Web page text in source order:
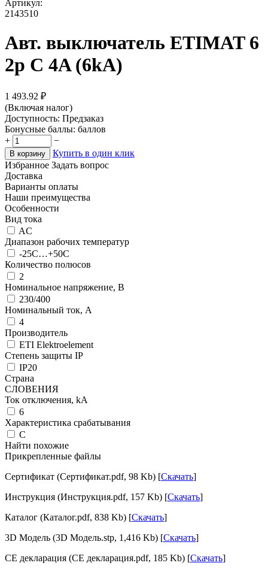
Артикул:
2143510
Авт. выключатель ETIMAT 6
2p C 4A (6kA)
1 493.92 ₽
(Включая налог)
Доступность: Предзаказ
Бонусные баллы: баллов
+
−
В корзину
Купить в один клик
Избранное Задать вопрос
Доставка
Варианты оплаты
Наши преимущества
Особенности
Вид тока
AC
Диапазон рабочих температур
-25С…+50С
Количество полюсов
2
Номинальное напряжение, В
230/400
Номинальный ток, А
4
Производитель
ETI Elektroelement
Степень защиты IP
IP20
Страна
СЛОВЕНИЯ
Ток отключения, kА
6
Характеристика срабатывания
C
Найти похожие
Прикрепленные файлы
Сертификат (Сертификат.pdf, 98 Kb) [Скачать]
Инструкция (Инструкция.pdf, 157 Kb) [Скачать]
Каталог (Каталог.pdf, 838 Kb) [Скачать]
3D Модель (3D Модель.stp, 1,416 Kb) [Скачать]
CE декларация (CE декларация.pdf, 185 Kb) [Скачать]